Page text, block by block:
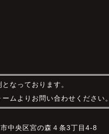
なっております。
ムよりお問い合わせください。
中央区宮の森４条3丁目4-8